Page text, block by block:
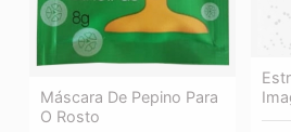
Máscara De Pepino Para
O Rosto